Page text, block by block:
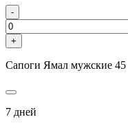
-
+
Сапоги Ямал мужские 45
7 дней